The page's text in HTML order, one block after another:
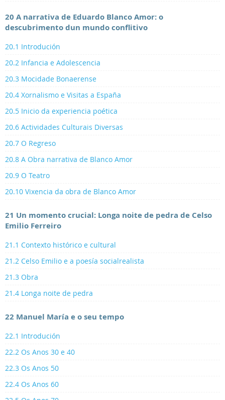
20 A narrativa de Eduardo Blanco Amor: o
descubrimento dun mundo conflitivo
20.1 Introdución
20.2 Infancia e Adolescencia
20.3 Mocidade Bonaerense
20.4 Xornalismo e Visitas a España
20.5 Inicio da experiencia poética
20.6 Actividades Culturais Diversas
20.7 O Regreso
20.8 A Obra narrativa de Blanco Amor
20.9 O Teatro
20.10 Vixencia da obra de Blanco Amor
21 Un momento crucial: Longa noite de pedra de Celso
Emilio Ferreiro
21.1 Contexto histórico e cultural
21.2 Celso Emilio e a poesía socialrealista
21.3 Obra
21.4 Longa noite de pedra
22 Manuel María e o seu tempo
22.1 Introdución
22.2 Os Anos 30 e 40
22.3 Os Anos 50
22.4 Os Anos 60